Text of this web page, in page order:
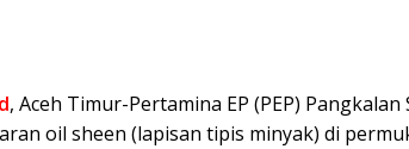
, Aceh Timur-Pertamina EP (PEP)
oil sheen (lapisan tipis minyak) di